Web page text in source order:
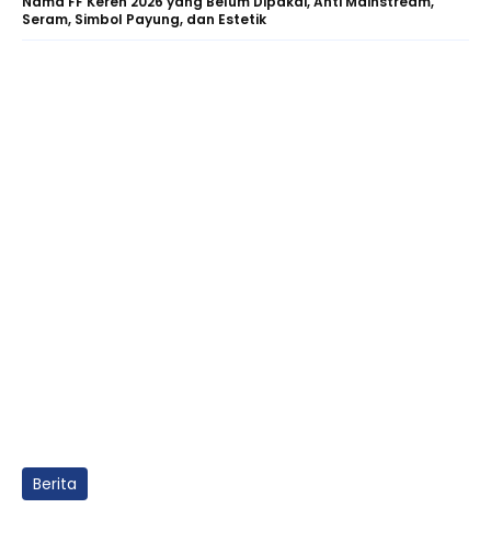
Seram, Simbol Payung, dan Estetik
Berita